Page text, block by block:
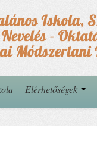
Elérhetőségek